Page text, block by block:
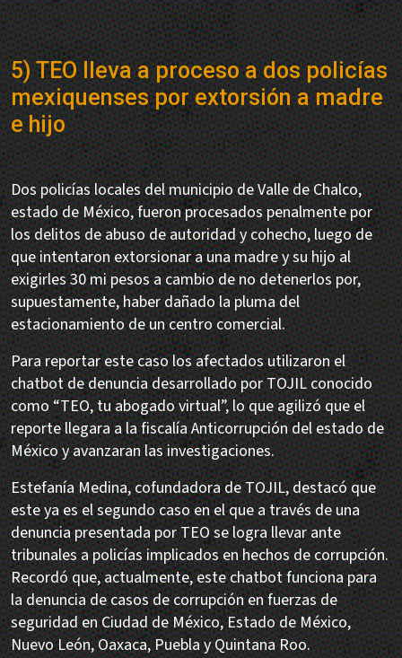
5) TEO lleva a proceso a dos policías
mexiquenses por extorsión a madre
e hijo
Dos policías locales del municipio de Valle de Chalco,
estado de México, fueron procesados penalmente por
los delitos de abuso de autoridad y cohecho, luego de
que intentaron extorsionar a una madre y su hijo al
exigirles 30 mi pesos a cambio de no detenerlos por,
supuestamente, haber dañado la pluma del
estacionamiento de un centro comercial.
Para reportar este caso los afectados utilizaron el
chatbot de denuncia desarrollado por TOJIL conocido
como “TEO, tu abogado virtual”, lo que agilizó que el
reporte llegara a la fiscalía Anticorrupción del estado de
México y avanzaran las investigaciones.
Estefanía Medina, cofundadora de TOJIL, destacó que
este ya es el segundo caso en el que a través de una
denuncia presentada por TEO se logra llevar ante
tribunales a policías implicados en hechos de corrupción.
Recordó que, actualmente, este chatbot funciona para
la denuncia de casos de corrupción en fuerzas de
seguridad en Ciudad de México, Estado de México,
Nuevo León, Oaxaca, Puebla y Quintana Roo.